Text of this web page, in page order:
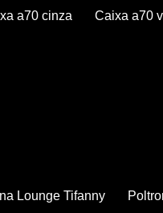
a70 cinza Caixa a70
Lounge Tifanny